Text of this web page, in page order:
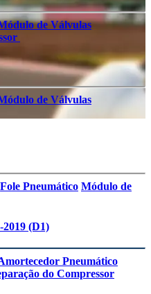
de Válvulas
de Válvulas
Fole Pneumático Módulo de
(D1)
Pneumático
do Compressor